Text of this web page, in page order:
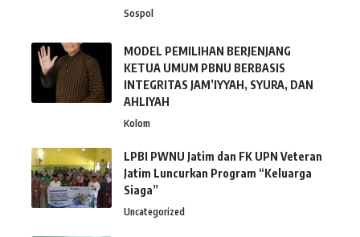
Sospol
MODEL PEMILIHAN BERJENJANG
KETUA UMUM PBNU BERBASIS
INTEGRITAS JAM’IYYAH, SYURA, DAN
AHLIYAH
Kolom
LPBI PWNU Jatim dan FK UPN Veteran
Jatim Luncurkan Program “Keluarga
Siaga”
Uncategorized